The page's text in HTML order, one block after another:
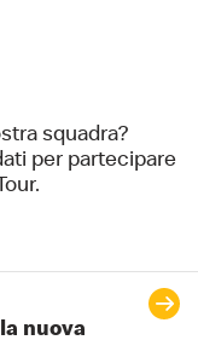
squadra?
per partecipare
nuova